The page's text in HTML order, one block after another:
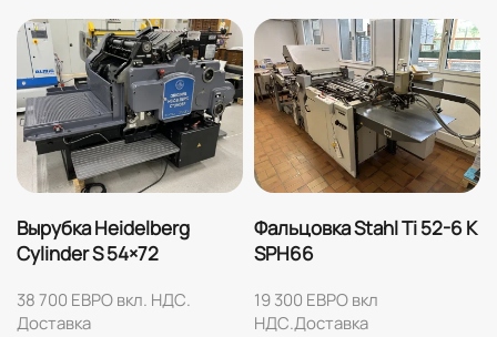
Вырубка Heidelberg
Cylinder S 54×72
38 700 ЕВРО вкл. НДС.
Доставка
Фальцовка Stahl Ti 52-6 K
SPH66
19 300 ЕВРО вкл
НДС.Доставка